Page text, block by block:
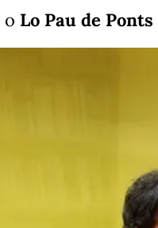
o Lo Pau de Ponts